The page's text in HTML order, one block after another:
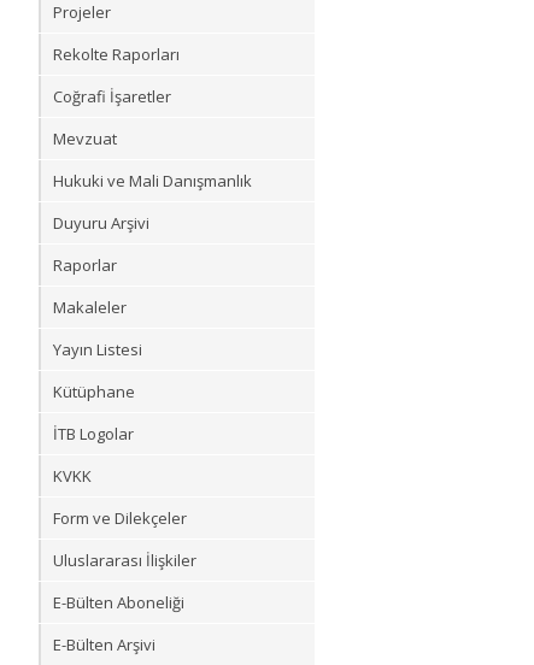
Projeler
Rekolte Raporları
Coğrafi İşaretler
Mevzuat
Hukuki ve Mali Danışmanlık
Duyuru Arşivi
Raporlar
Makaleler
Yayın Listesi
Kütüphane
İTB Logolar
KVKK
Form ve Dilekçeler
Uluslararası İlişkiler
E-Bülten Aboneliği
E-Bülten Arşivi